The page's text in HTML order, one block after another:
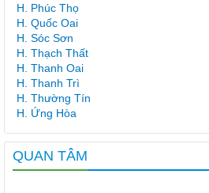
H. Phúc Thọ
H. Quốc Oai
H. Sóc Sơn
H. Thạch Thất
H. Thanh Oai
H. Thanh Trì
H. Thường Tín
H. Ứng Hòa
QUAN TÂM